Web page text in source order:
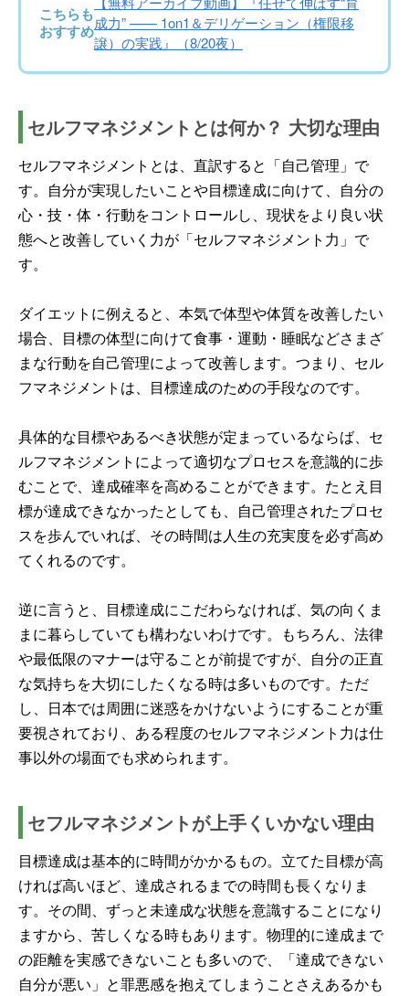
こちらも
おすすめ成力” —— 1on1＆デリゲーション（権限移
譲）の実践』（8/20夜）
セルフマネジメントとは何か？ 大切な理由
セルフマネジメントとは、直訳すると「自己管理」で
す。自分が実現したいことや目標達成に向けて、自分の
心・技・体・行動をコントロールし、現状をより良い状
態へと改善していく力が「セルフマネジメント力」で
す。
ダイエットに例えると、本気で体型や体質を改善したい
場合、目標の体型に向けて食事・運動・睡眠などさまざ
まな行動を自己管理によって改善します。つまり、セル
フマネジメントは、目標達成のための手段なのです。
具体的な目標やあるべき状態が定まっているならば、セ
ルフマネジメントによって適切なプロセスを意識的に歩
むことで、達成確率を高めることができます。たとえ目
標が達成できなかったとしても、自己管理されたプロセ
スを歩んでいれば、その時間は人生の充実度を必ず高め
てくれるのです。
逆に言うと、目標達成にこだわらなければ、気の向くま
まに暮らしていても構わないわけです。もちろん、法律
や最低限のマナーは守ることが前提ですが、自分の正直
な気持ちを大切にしたくなる時は多いものです。ただ
し、日本では周囲に迷惑をかけないようにすることが重
要視されており、ある程度のセルフマネジメント力は仕
事以外の場面でも求められます。
セフルマネジメントが上手くいかない理由
目標達成は基本的に時間がかかるもの。立てた目標が高
ければ高いほど、達成されるまでの時間も長くなりま
す。その間、ずっと未達成な状態を意識することになり
ますから、苦しくなる時もあります。物理的に達成まで
の距離を実感できないことも多いので、「達成できない
自分が悪い」と罪悪感を抱えてしまうことさえあるかも